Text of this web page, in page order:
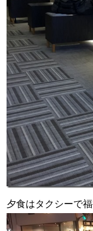
夕食はタクシーで